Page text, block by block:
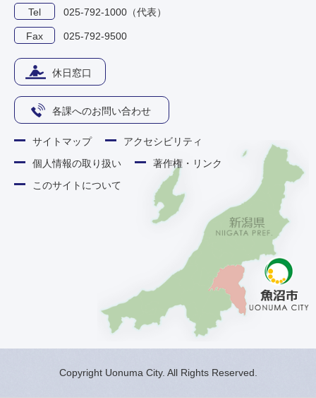
Tel 025-792-1000（代表）
Fax 025-792-9500
休日窓口
各課へのお問い合わせ
サイトマップ
アクセシビリティ
個人情報の取り扱い
著作権・リンク
このサイトについて
Copyright Uonuma City. All Rights Reserved.